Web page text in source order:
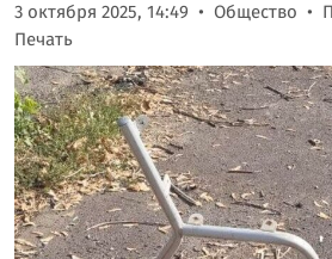
3 октября 2025, 14:49 Общество
Печать